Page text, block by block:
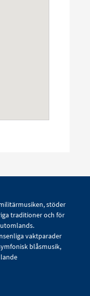
stöder
traditioner och för
vaktparader
blåsmusik,